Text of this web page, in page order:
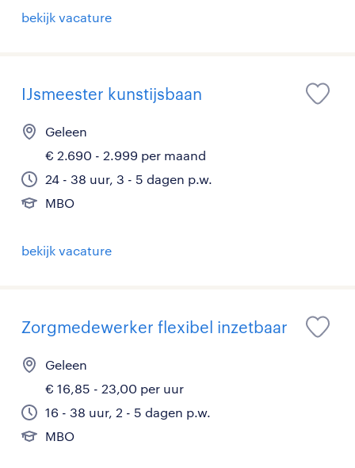
bekijk vacature
IJsmeester kunstijsbaan
Geleen
€ 2.690 - 2.999 per maand
24 - 38 uur, 3 - 5 dagen p.w.
MBO
bekijk vacature
Zorgmedewerker flexibel inzetbaar
Geleen
€ 16,85 - 23,00 per uur
16 - 38 uur, 2 - 5 dagen p.w.
MBO